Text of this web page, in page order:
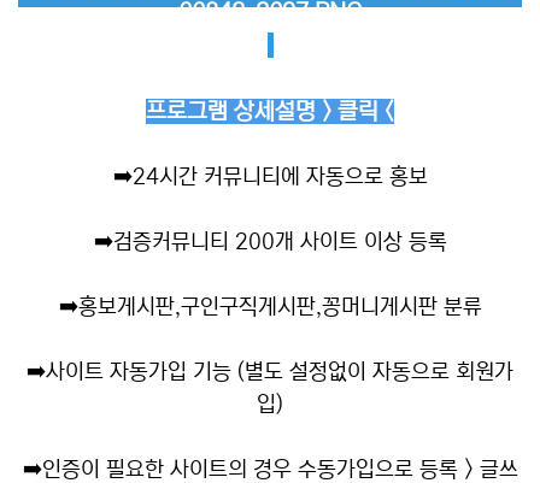
프로그램 상세설명 > 클릭 <
➡️24시간 커뮤니티에 자동으로 홍보
➡️검증커뮤니티 200개 사이트 이상 등록
➡️홍보게시판,구인구직게시판,꽁머니게시판 분류
➡️사이트 자동가입 기능 (별도 설정없이 자동으로 회원가
입)
➡️인증이 필요한 사이트의 경우 수동가입으로 등록 > 글쓰